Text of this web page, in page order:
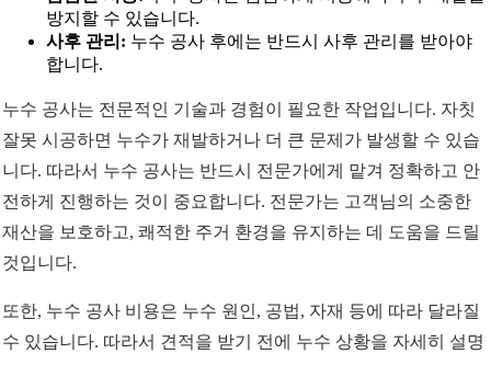
방지할 수 있습니다.
사후 관리: 누수 공사 후에는 반드시 사후 관리를 받아야
합니다.
누수 공사는 전문적인 기술과 경험이 필요한 작업입니다. 자칫
잘못 시공하면 누수가 재발하거나 더 큰 문제가 발생할 수 있습
니다. 따라서 누수 공사는 반드시 전문가에게 맡겨 정확하고 안
전하게 진행하는 것이 중요합니다. 전문가는 고객님의 소중한
재산을 보호하고, 쾌적한 주거 환경을 유지하는 데 도움을 드릴
것입니다.
또한, 누수 공사 비용은 누수 원인, 공법, 자재 등에 따라 달라질
수 있습니다. 따라서 견적을 받기 전에 누수 상황을 자세히 설명